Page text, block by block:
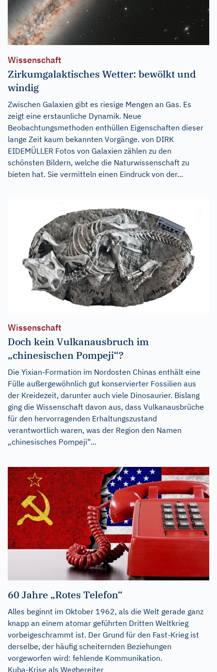
Wissenschaft
Zirkumgalaktisches Wetter: bewölkt und
windig
Zwischen Galaxien gibt es riesige Mengen an Gas. Es
zeigt eine erstaunliche Dynamik. Neue
Beobachtungsmethoden enthüllen Eigenschaften dieser
lange Zeit kaum bekannten Vorgänge. von DIRK
EIDEMÜLLER Fotos von Galaxien zählen zu den
schönsten Bildern, welche die Naturwissenschaft zu
bieten hat. Sie vermitteln einen Eindruck von der...
Wissenschaft
Doch kein Vulkanausbruch im
„chinesischen Pompeji“?
Die Yixian-Formation im Nordosten Chinas enthält eine
Fülle außergewöhnlich gut konservierter Fossilien aus
der Kreidezeit, darunter auch viele Dinosaurier. Bislang
ging die Wissenschaft davon aus, dass Vulkanausbrüche
für den hervorragenden Erhaltungszustand
verantwortlich waren, was der Region den Namen
„chinesisches Pompeji“...
60 Jahre „Rotes Telefon“
Alles beginnt im Oktober 1962, als die Welt gerade ganz
knapp an einem atomar geführten Dritten Weltkrieg
vorbeigeschrammt ist. Der Grund für den Fast-Krieg ist
derselbe, der häufig scheiternden Beziehungen
vorgeworfen wird: fehlende Kommunikation.
Kuba-Krise als Wegbereiter